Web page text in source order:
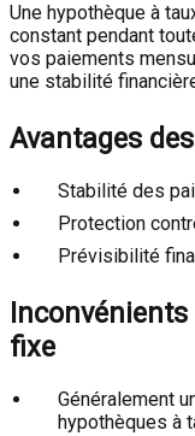
Une hypothèque à
constant pendant
vos paiements
une stabilité
Avantages
Stabilité des
Protection
Prévisibilité
fixe
Généralement
hypothèques à